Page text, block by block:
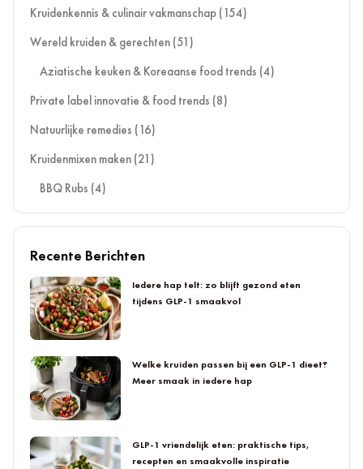
Kruidenkennis & culinair vakmanschap (154)
Wereld kruiden & gerechten (51)
Aziatische keuken & Koreaanse food trends (4)
Private label innovatie & food trends (8)
Natuurlijke remedies (16)
Kruidenmixen maken (21)
BBQ Rubs (4)
Recente Berichten
Iedere hap telt: zo blijft gezond eten
tijdens GLP-1 smaakvol
Welke kruiden passen bij een GLP-1 dieet?
Meer smaak in iedere hap
GLP-1 vriendelijk eten: praktische tips,
recepten en smaakvolle inspiratie